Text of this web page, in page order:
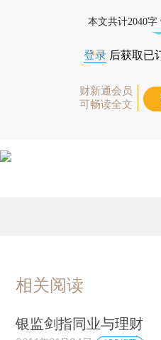
本文共计2040
登录 后获取已
财新通会员
可畅读全文
相关阅读
银监剑指同业与理财